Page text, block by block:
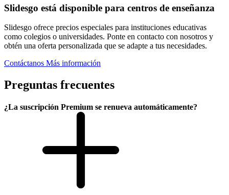
Slidesgo está disponible para centros de enseñanza
Slidesgo ofrece precios especiales para instituciones educativas
como colegios o universidades. Ponte en contacto con nosotros y
obtén una oferta personalizada que se adapte a tus necesidades.
Contáctanos Más información
Preguntas frecuentes
¿La suscripción Premium se renueva automáticamente?